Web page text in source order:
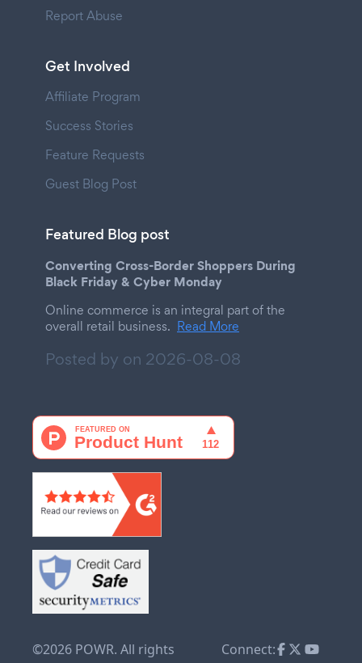
Report Abuse
Get Involved
Affiliate Program
Success Stories
Feature Requests
Guest Blog Post
Featured Blog post
Converting Cross-Border Shoppers During
Black Friday & Cyber Monday
Online commerce is an integral part of the
overall retail business. Read More
Posted by on 2026-08-08
©2026 POWR. All rights
Connect: